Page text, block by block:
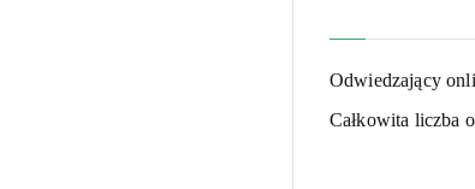
Odwiedzający
Całkowita liczba